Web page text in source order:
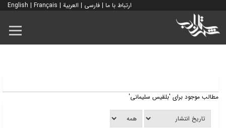
ارتباط با ما | فارسی | العربية |
English | Français
مطالب موجود برای 'بلقیس سلیمانی'